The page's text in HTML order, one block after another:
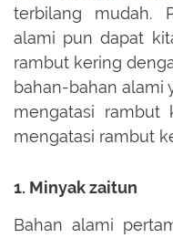
terbilang mudah.
alami pun dapat
rambut kering
bahan-bahan alami
mengatasi rambut
mengatasi rambut
1. Minyak zaitun
Bahan alami